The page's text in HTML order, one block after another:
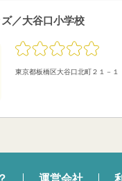
／大谷口小学校
東京都板橋区大谷口北町２１－１
運営会社